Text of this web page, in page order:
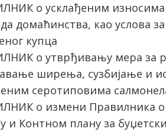
о усклађеним износима
домаћинства, као услова
купца
о утврђивању мера за
ширења, сузбијање и
серотиповима
о измени Правилника
и Контном плану за